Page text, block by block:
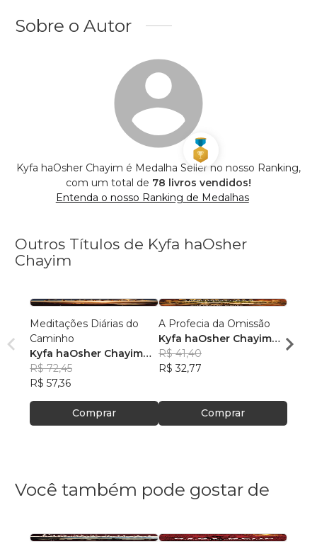
Sobre o Autor
Kyfa haOsher Chayim é Medalha Seller no nosso Ranking,
com um total de 78 livros vendidos!
Entenda o nosso Ranking de Medalhas
Outros Títulos de Kyfa haOsher
Chayim
Meditações Diárias do
Caminho
Kyfa haOsher Chayim
(Edivânio Medeiros
Azevedo)
R$ 72,45
R$ 57,36
Comprar
A Profecia da Omissão
Kyfa haOsher Chayim
(Edivânio Medeiros
Azevedo)
R$ 41,40
R$ 32,77
Comprar
Kyfa
Você também pode gostar de